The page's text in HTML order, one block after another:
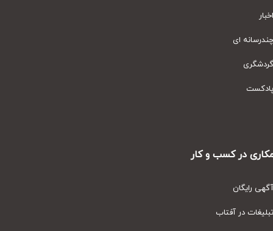
ای
در کسب و کار
رایگان
در آفتاب